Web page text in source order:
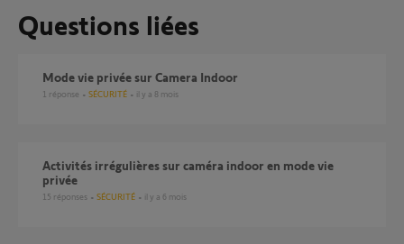
Questions liées
mode vie privée sur Camera Indoor
1 réponse SÉCURITÉ il y a 8 mois
Activités irrégulières sur caméra indoor en mode vie
privée
15 réponses SÉCURITÉ il y a 6 mois